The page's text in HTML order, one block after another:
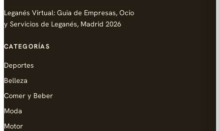
Leganés Virtual: Guia de Empresas, Ocio
y Servicios de Leganés, Madrid 2026
CATEGORÍAS
Deportes
Belleza
Comer y Beber
Moda
Motor